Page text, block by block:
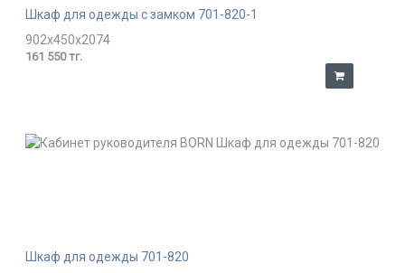
Шкаф для одежды с замком 701-820-1
902x450x2074
161 550 тг.
Шкаф для одежды 701-820